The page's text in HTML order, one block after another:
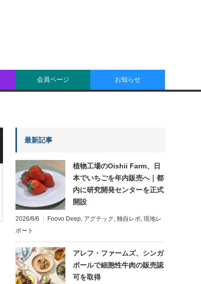
会員ページ お知らせ
最新記事
植物工場のOishii Farm、日
本でいちごを年内販売へ｜都
内に研究開発センターを正式
開設
2026/8/6 Foovo Deep, アグテック , 独自レポ, 現地レ
ポート
アレフ・ファームズ、シンガ
ポールで細胞性牛肉の販売認
可を取得